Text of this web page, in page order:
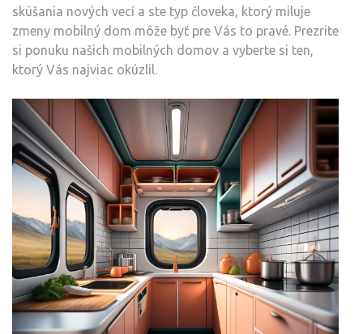
skúšania nových vecí a ste typ človeka, ktorý miluje
zmeny mobilný dom môže byť pre Vás to pravé. Prezrite
si ponuku našich mobilných domov a vyberte si ten,
ktorý Vás najviac okúzlil.